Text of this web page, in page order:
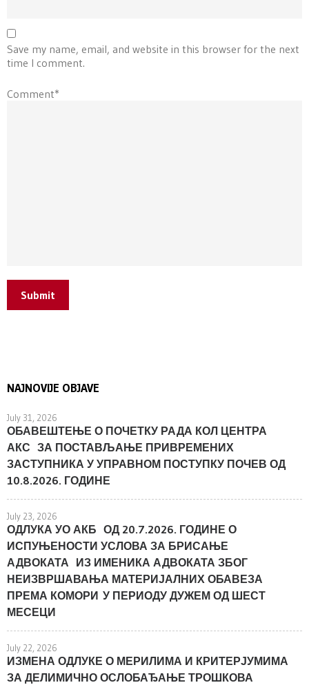
Save my name, email, and website in this browser for the next
time I comment.
Comment*
Submit
NAJNOVIJE OBJAVE
July 31, 2026
ОБАВЕШТЕЊЕ О ПОЧЕТКУ РАДА КОЛ ЦЕНТРА
АКС ЗА ПОСТАВЉАЊЕ ПРИВРЕМЕНИХ
ЗАСТУПНИКА У УПРАВНОМ ПОСТУПКУ ПОЧЕВ ОД
10.8.2026. ГОДИНЕ
July 23, 2026
ОДЛУКА УО АКБ ОД 20.7.2026. ГОДИНЕ О
ИСПУЊЕНОСТИ УСЛОВА ЗА БРИСАЊЕ
АДВОКАТА ИЗ ИМЕНИКА АДВОКАТА ЗБОГ
НЕИЗВРШАВАЊА МАТЕРИЈАЛНИХ ОБАВЕЗА
ПРЕМА КОМОРИ У ПЕРИОДУ ДУЖЕМ ОД ШЕСТ
МЕСЕЦИ
July 22, 2026
ИЗМЕНА ОДЛУКЕ О МЕРИЛИМА И КРИТЕРЈУМИМА
ЗА ДЕЛИМИЧНО ОСЛОБАЂАЊЕ ТРОШКОВА